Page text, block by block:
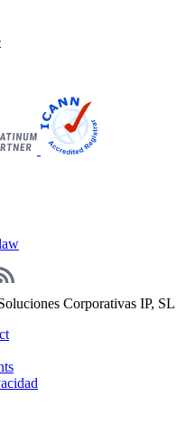
Corporativas IP, SL